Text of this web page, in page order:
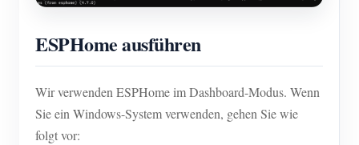
ESPHome ausführen
Wir verwenden ESPHome im Dashboard-Modus. Wenn
Sie ein Windows-System verwenden, gehen Sie wie
folgt vor: